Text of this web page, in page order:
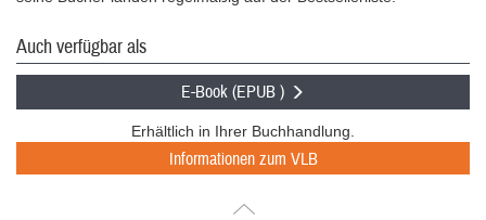
Auch verfügbar als
E-Book (EPUB )
Erhältlich in Ihrer Buchhandlung.
Informationen zum VLB